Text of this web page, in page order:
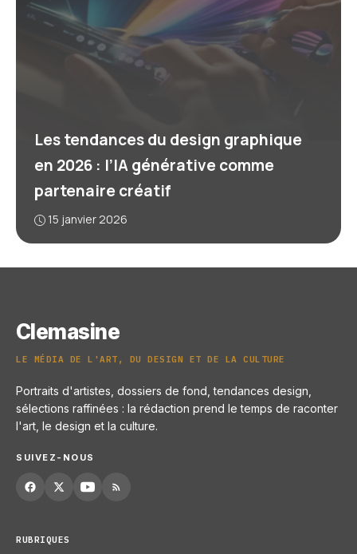
Les tendances du design graphique
en 2026 : l’IA générative comme
partenaire créatif
15 janvier 2026
Clemasine
LE MÉDIA DE L'ART, DU DESIGN ET DE LA CULTURE
Portraits d'artistes, dossiers de fond, tendances design,
sélections raffinées : la rédaction prend le temps de raconter
l'art, le design et la culture.
SUIVEZ-NOUS
RUBRIQUES